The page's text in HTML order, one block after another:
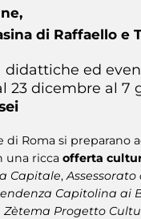
di Raffaello e
didattiche ed
23 dicembre al 7
di Roma si preparano
una ricca offerta
Capitale,
Capitolina ai
Zètema Progetto